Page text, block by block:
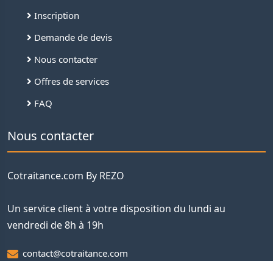
Inscription
Demande de devis
Nous contacter
Offres de services
FAQ
Nous contacter
Cotraitance.com By REZO
Un service client à votre disposition du lundi au
vendredi de 8h à 19h
contact@cotraitance.com